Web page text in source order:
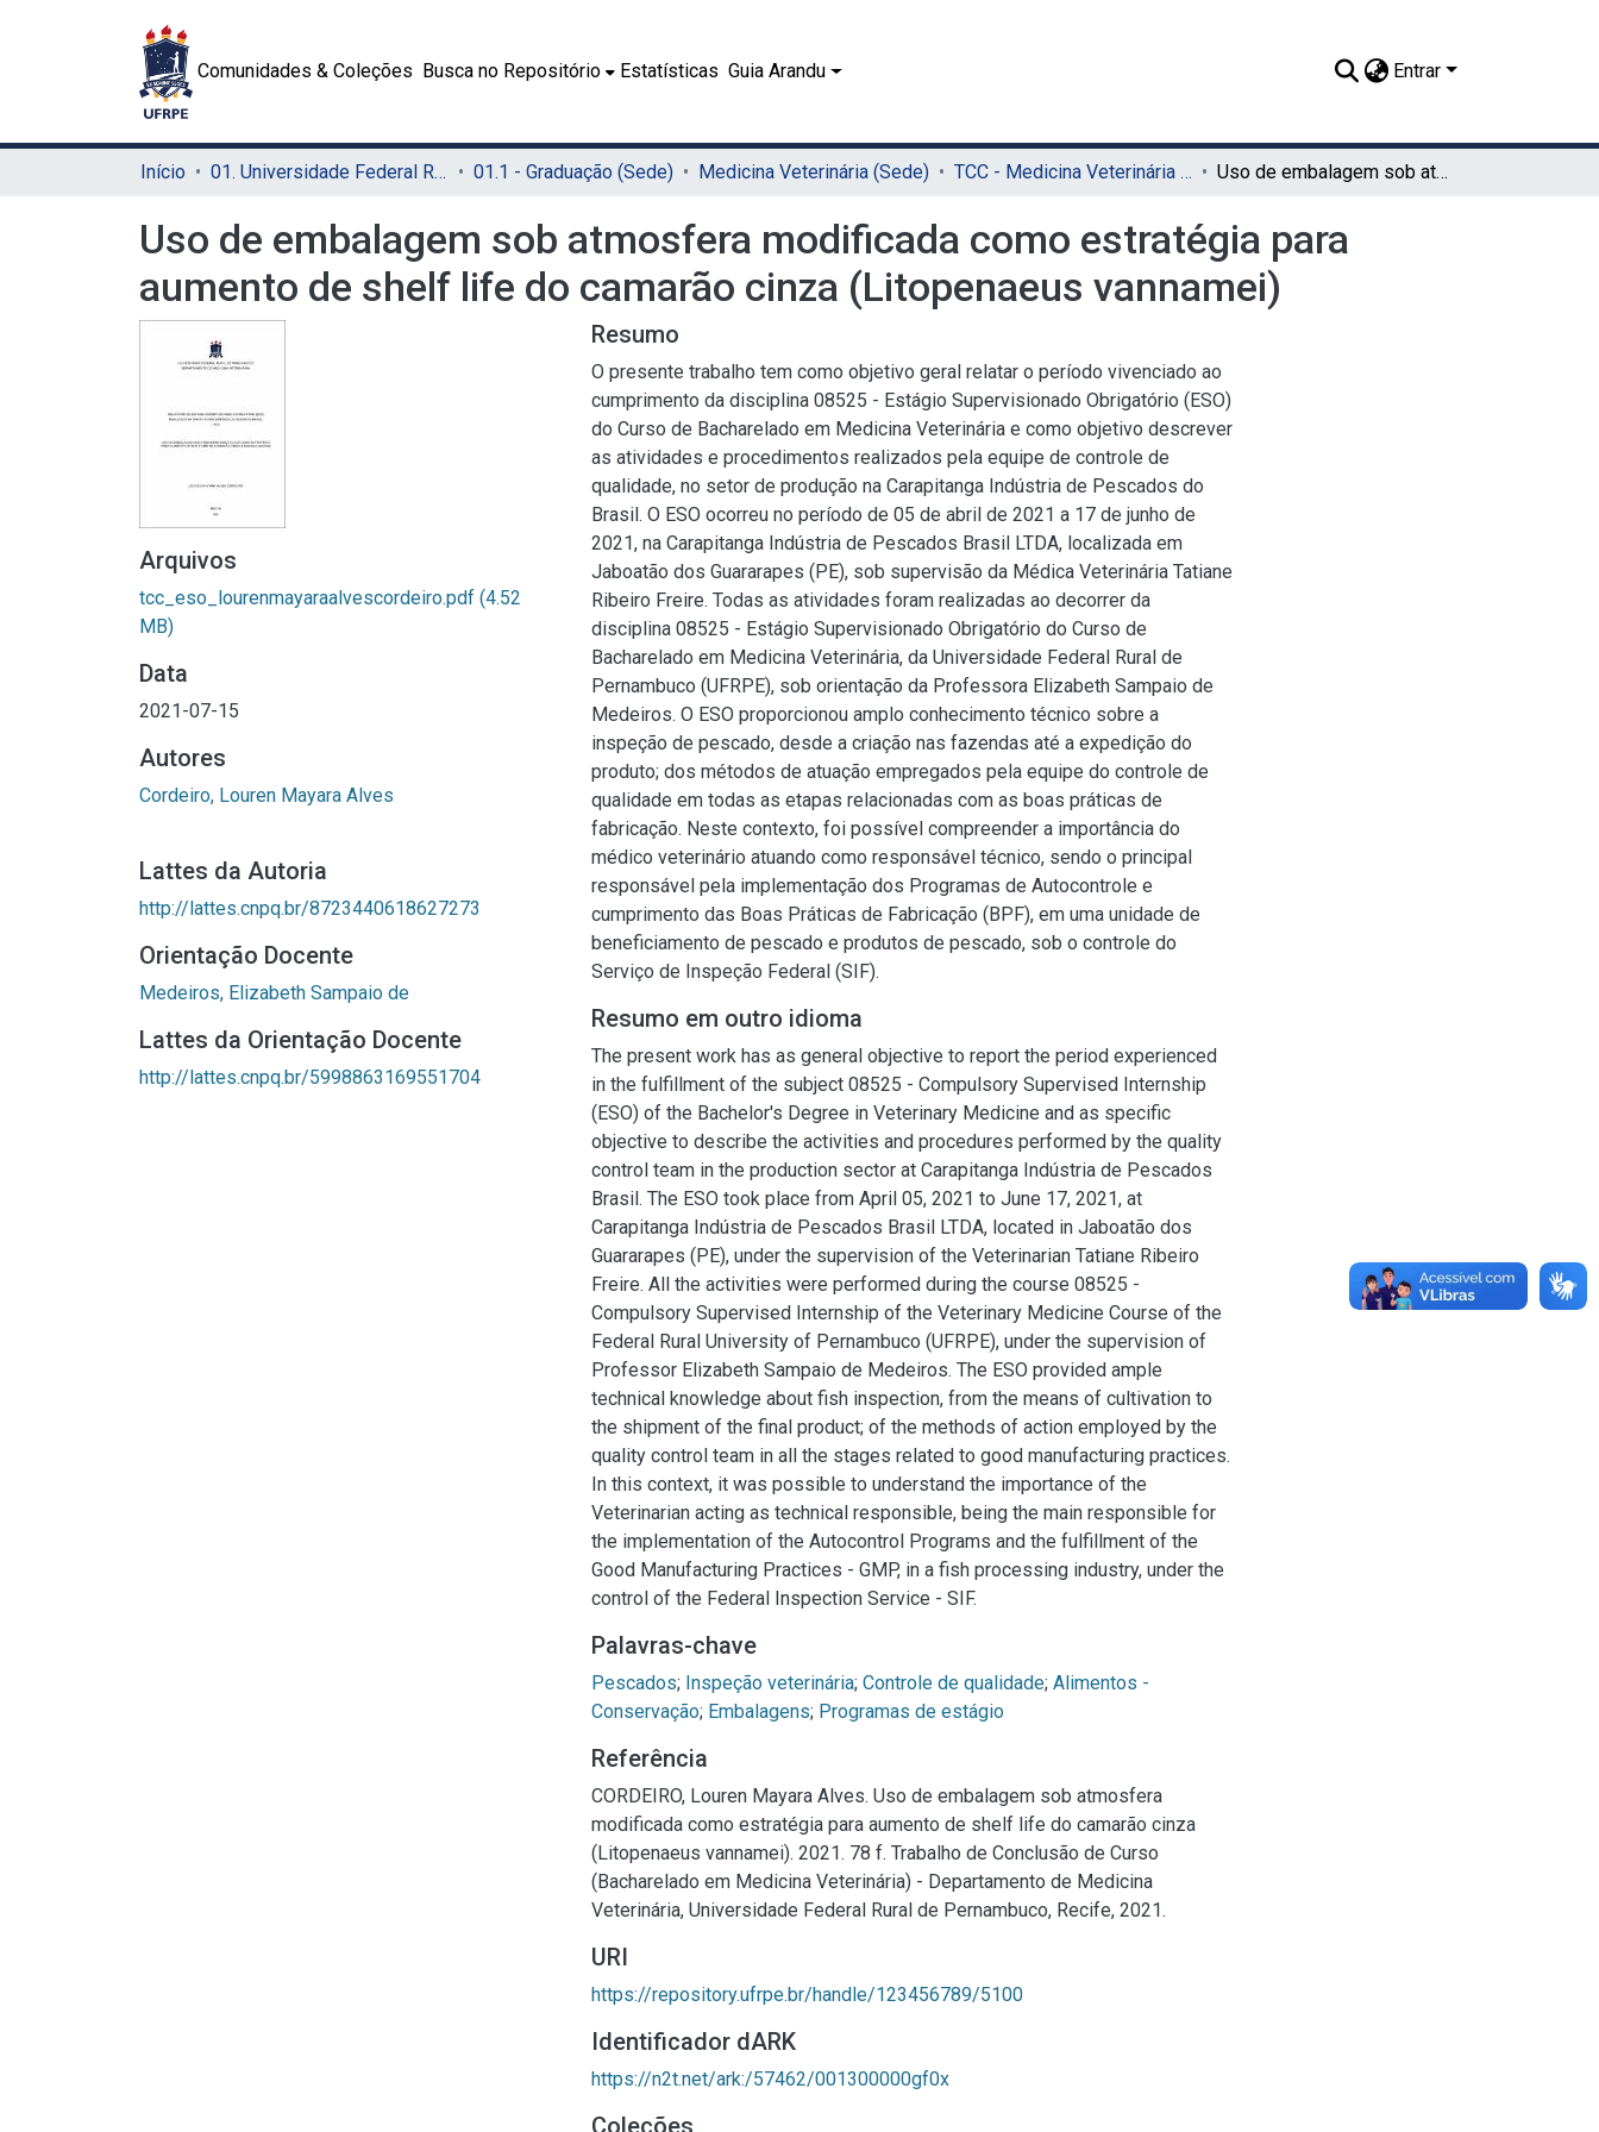
Comunidades & Coleções Busca no Repositório Estatísticas Guia Arandu Entrar
Início 01. Universidade Federal Rural de Pernambuco - UFRPE (Sede) 01.1 - Graduação (Sede) Medicina Veterinária (Sede) TCC - Medicina Veterinária (Sede) Uso de embalagem sob atmosfera modificada como estratégia para aumento de shelf life do camarão cinza (Litopenaeus vannamei)
Uso de embalagem sob atmosfera modificada como estratégia para
aumento de shelf life do camarão cinza (Litopenaeus vannamei)
Arquivos
tcc_eso_lourenmayaraalvescordeiro.pdf (4.52
MB)
Data
2021-07-15
Autores
Cordeiro, Louren Mayara Alves
Lattes da Autoria
http://lattes.cnpq.br/8723440618627273
Orientação Docente
Medeiros, Elizabeth Sampaio de
Lattes da Orientação Docente
http://lattes.cnpq.br/5998863169551704
Resumo
O presente trabalho tem como objetivo geral relatar o período vivenciado ao
cumprimento da disciplina 08525 - Estágio Supervisionado Obrigatório (ESO)
do Curso de Bacharelado em Medicina Veterinária e como objetivo descrever
as atividades e procedimentos realizados pela equipe de controle de
qualidade, no setor de produção na Carapitanga Indústria de Pescados do
Brasil. O ESO ocorreu no período de 05 de abril de 2021 a 17 de junho de
2021, na Carapitanga Indústria de Pescados Brasil LTDA, localizada em
Jaboatão dos Guararapes (PE), sob supervisão da Médica Veterinária Tatiane
Ribeiro Freire. Todas as atividades foram realizadas ao decorrer da
disciplina 08525 - Estágio Supervisionado Obrigatório do Curso de
Bacharelado em Medicina Veterinária, da Universidade Federal Rural de
Pernambuco (UFRPE), sob orientação da Professora Elizabeth Sampaio de
Medeiros. O ESO proporcionou amplo conhecimento técnico sobre a
inspeção de pescado, desde a criação nas fazendas até a expedição do
produto; dos métodos de atuação empregados pela equipe do controle de
qualidade em todas as etapas relacionadas com as boas práticas de
fabricação. Neste contexto, foi possível compreender a importância do
médico veterinário atuando como responsável técnico, sendo o principal
responsável pela implementação dos Programas de Autocontrole e
cumprimento das Boas Práticas de Fabricação (BPF), em uma unidade de
beneficiamento de pescado e produtos de pescado, sob o controle do
Serviço de Inspeção Federal (SIF).
Resumo em outro idioma
The present work has as general objective to report the period experienced
in the fulfillment of the subject 08525 - Compulsory Supervised Internship
(ESO) of the Bachelor's Degree in Veterinary Medicine and as specific
objective to describe the activities and procedures performed by the quality
control team in the production sector at Carapitanga Indústria de Pescados
Brasil. The ESO took place from April 05, 2021 to June 17, 2021, at
Carapitanga Indústria de Pescados Brasil LTDA, located in Jaboatão dos
Guararapes (PE), under the supervision of the Veterinarian Tatiane Ribeiro
Freire. All the activities were performed during the course 08525 -
Compulsory Supervised Internship of the Veterinary Medicine Course of the
Federal Rural University of Pernambuco (UFRPE), under the supervision of
Professor Elizabeth Sampaio de Medeiros. The ESO provided ample
technical knowledge about fish inspection, from the means of cultivation to
the shipment of the final product; of the methods of action employed by the
quality control team in all the stages related to good manufacturing practices.
In this context, it was possible to understand the importance of the
Veterinarian acting as technical responsible, being the main responsible for
the implementation of the Autocontrol Programs and the fulfillment of the
Good Manufacturing Practices - GMP, in a fish processing industry, under the
control of the Federal Inspection Service - SIF.
Palavras-chave
Pescados; Inspeção veterinária; Controle de qualidade; Alimentos -
Conservação; Embalagens; Programas de estágio
Referência
CORDEIRO, Louren Mayara Alves. Uso de embalagem sob atmosfera
modificada como estratégia para aumento de shelf life do camarão cinza
(Litopenaeus vannamei). 2021. 78 f. Trabalho de Conclusão de Curso
(Bacharelado em Medicina Veterinária) - Departamento de Medicina
Veterinária, Universidade Federal Rural de Pernambuco, Recife, 2021.
URI
https://repository.ufrpe.br/handle/123456789/5100
Identificador dARK
https://n2t.net/ark:/57462/001300000gf0x
Coleções